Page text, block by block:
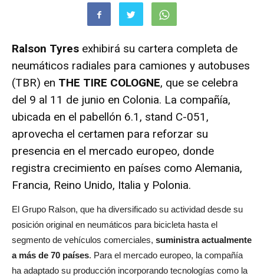
Ralson Tyres exhibirá su cartera completa de
neumáticos radiales para camiones y autobuses
(TBR) en THE TIRE COLOGNE, que se celebra
del 9 al 11 de junio en Colonia. La compañía,
ubicada en el pabellón 6.1, stand C-051,
aprovecha el certamen para reforzar su
presencia en el mercado europeo, donde
registra crecimiento en países como Alemania,
Francia, Reino Unido, Italia y Polonia.
El Grupo Ralson, que ha diversificado su actividad desde su
posición original en neumáticos para bicicleta hasta el
segmento de vehículos comerciales, suministra actualmente
a más de 70 países. Para el mercado europeo, la compañía
ha adaptado su producción incorporando tecnologías como la